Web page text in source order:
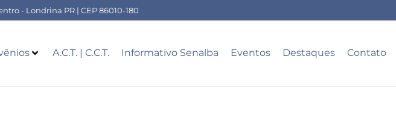
- Londrina PR | CEP 86010-180
A.C.T. | C.C.T. Informativo Senalba Eventos Destaques Contato